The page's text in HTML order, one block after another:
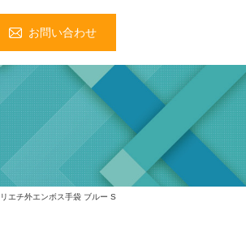
お問い合わせ
エチ外エンボス手袋 ブルー S